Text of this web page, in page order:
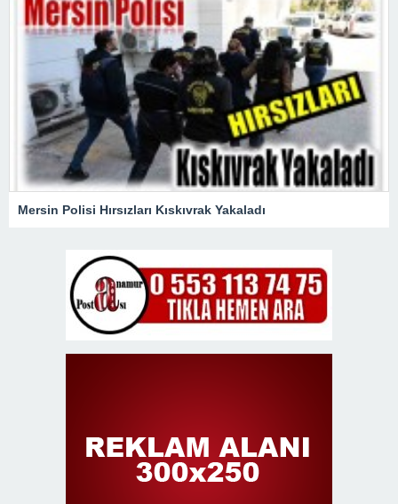
Mersin Polisi Hırsızları Kıskıvrak Yakaladı